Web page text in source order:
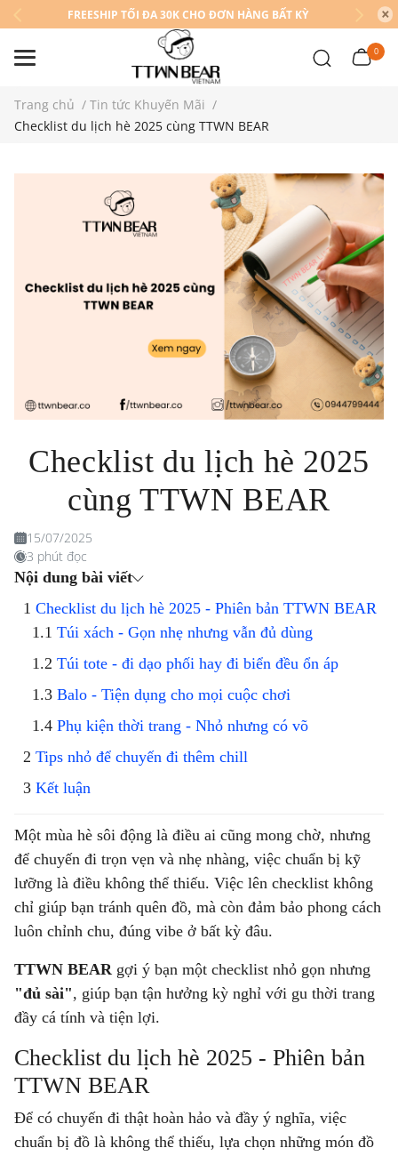
FREESHIP TỐI ĐA 30K CHO ĐƠN HÀNG BẤT KỲ
0
Trang chủ / Tin tức Khuyến Mãi /
Checklist du lịch hè 2025 cùng TTWN BEAR
Checklist du lịch hè 2025
cùng TTWN BEAR
15/07/2025
3 phút đọc
Nội dung bài viết
Checklist du lịch hè 2025 - Phiên bản TTWN BEAR
Túi xách - Gọn nhẹ nhưng vẫn đủ dùng
Túi tote - đi dạo phối hay đi biển đều ổn áp
Balo - Tiện dụng cho mọi cuộc chơi
Phụ kiện thời trang - Nhỏ nhưng có võ
Tips nhỏ để chuyến đi thêm chill
Kết luận
Một mùa hè sôi động là điều ai cũng mong chờ, nhưng
để chuyến đi trọn vẹn và nhẹ nhàng, việc chuẩn bị kỹ
lưỡng là điều không thể thiếu. Việc lên checklist không
chỉ giúp bạn tránh quên đồ, mà còn đảm bảo phong cách
luôn chỉnh chu, đúng vibe ở bất kỳ đâu.
TTWN BEAR gợi ý bạn một checklist nhỏ gọn nhưng
"đủ sài", giúp bạn tận hưởng kỳ nghỉ với gu thời trang
đầy cá tính và tiện lợi.
Checklist du lịch hè 2025 - Phiên bản
TTWN BEAR
Để có chuyến đi thật hoàn hảo và đầy ý nghĩa, việc
chuẩn bị đồ là không thể thiếu, lựa chọn những món đồ